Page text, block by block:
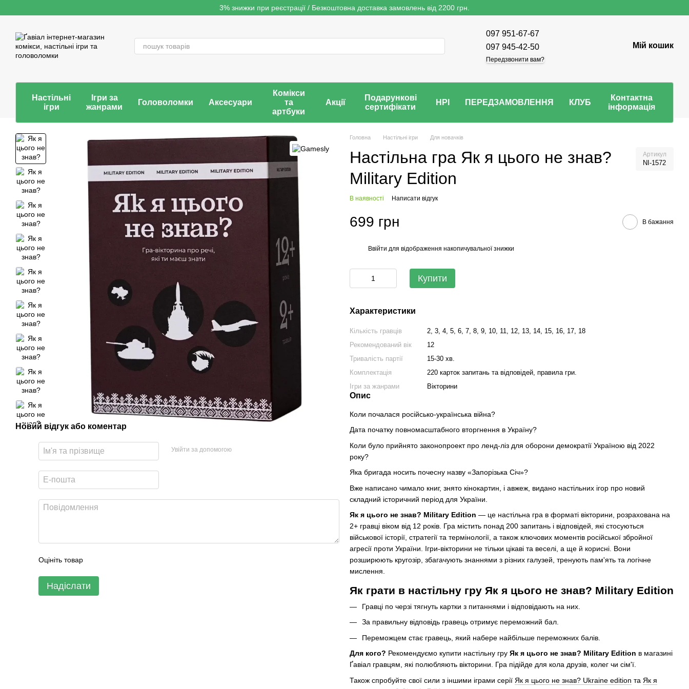
3% знижки при реєстрації / Безкоштовна доставка замовлень від 2200 грн.
097 951-67-67
097 945-42-50
Передзвонити вам?
Мій кошик
Настільні
ігри
Ігри за
жанрами
Головоломки Аксесуари
Комікси
та
артбуки
Акції
Подарункові
сертифікати
НРІ ПЕРЕДЗАМОВЛЕННЯ КЛУБ
Контактна
інформація
Новий відгук або коментар
Увійти за допомогою
Оцініть товар
Надіслати
Головна Настільні ігри Для новачків
Настільна гра Як я цього не знав?
Military Edition
Артикул
NI-1572
В наявності Написати відгук
699 грн В бажання
Ввійти для відображення накопичувальної знижки
Купити
Характеристики
Кількість гравців
2, 3, 4, 5, 6, 7, 8, 9, 10, 11, 12, 13, 14, 15, 16, 17, 18
Рекомендований вік
12
Тривалість партії
15-30 хв.
Комплектація
220 карток запитань та відповідей, правила гри.
Ігри за жанрами
Вікторини
Опис
Коли почалася російсько-українська війна?
Дата початку повномасштабного вторгнення в Україну?
Коли було прийнято законопроект про ленд-ліз для оборони демократії Україною від 2022
року?
Яка бригада носить почесну назву «Запорізька Січ»?
Вже написано чимало книг, знято кінокартин, і авжеж, видано настільних ігор про новий
складний історичний період для України.
Як я цього не знав? Military Edition — це настільна гра в форматі вікторини, розрахована на
2+ гравці віком від 12 років. Гра містить понад 200 запитань і відповідей, які стосуються
військової історії, стратегії та термінології, а також ключових моментів російської збройної
агресії проти України. Ігри-вікторини не тільки цікаві та веселі, а ще й корисні. Вони
розширюють кругозір, збагачують знаннями з різних галузей, тренують пам'ять та логічне
мислення.
Як грати в настільну гру Як я цього не знав? Military Edition
Гравці по черзі тягнуть картки з питаннями і відповідають на них.
За правильну відповідь гравець отримує переможний бал.
Переможцем стає гравець, який набере найбільше переможних балів.
Для кого? Рекомендуємо купити настільну гру Як я цього не знав? Military Edition в магазині
Ґавіал гравцям, які полюбляють вікторини. Гра підійде для кола друзів, колег чи сім'ї.
Також спробуйте свої сили з іншими іграми серії Як я цього не знав? Ukraine edition та Як я